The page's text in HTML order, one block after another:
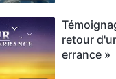
retour
errance »